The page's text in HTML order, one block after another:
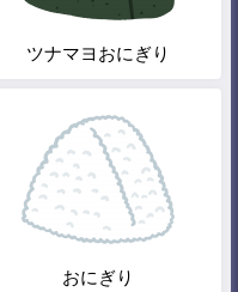
ツナマヨおにぎり
おにぎり